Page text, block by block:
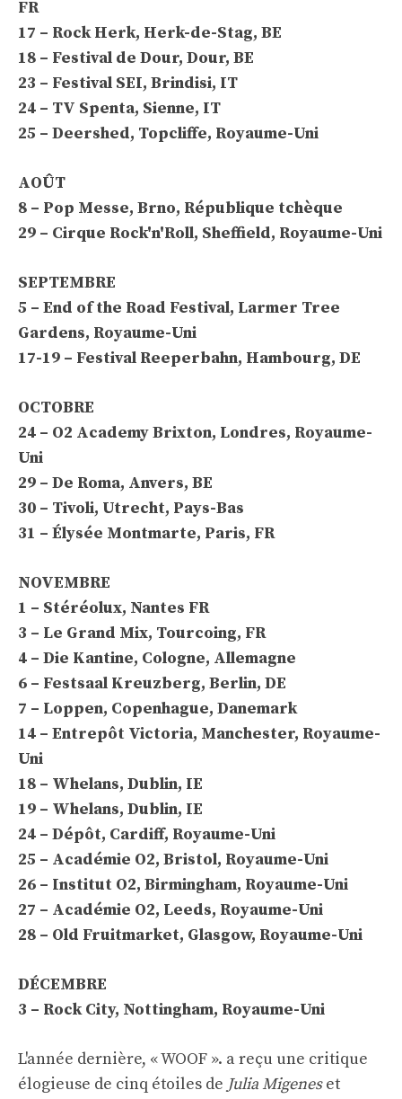
FR
17 – Rock Herk, Herk-de-Stag, BE
18 – Festival de Dour, Dour, BE
23 – Festival SEI, Brindisi, IT
24 – TV Spenta, Sienne, IT
25 – Deershed, Topcliffe, Royaume-Uni
AOÛT
8 – Pop Messe, Brno, République tchèque
29 – Cirque Rock'n'Roll, Sheffield, Royaume-Uni
SEPTEMBRE
5 – End of the Road Festival, Larmer Tree
Gardens, Royaume-Uni
17-19 – Festival Reeperbahn, Hambourg, DE
OCTOBRE
24 – O2 Academy Brixton, Londres, Royaume-
Uni
29 – De Roma, Anvers, BE
30 – Tivoli, Utrecht, Pays-Bas
31 – Élysée Montmarte, Paris, FR
NOVEMBRE
1 – Stéréolux, Nantes FR
3 – Le Grand Mix, Tourcoing, FR
4 – Die Kantine, Cologne, Allemagne
6 – Festsaal Kreuzberg, Berlin, DE
7 – Loppen, Copenhague, Danemark
14 – Entrepôt Victoria, Manchester, Royaume-
Uni
18 – Whelans, Dublin, IE
19 – Whelans, Dublin, IE
24 – Dépôt, Cardiff, Royaume-Uni
25 – Académie O2, Bristol, Royaume-Uni
26 – Institut O2, Birmingham, Royaume-Uni
27 – Académie O2, Leeds, Royaume-Uni
28 – Old Fruitmarket, Glasgow, Royaume-Uni
DÉCEMBRE
3 – Rock City, Nottingham, Royaume-Uni
L'année dernière, « WOOF ». a reçu une critique
élogieuse de cinq étoiles de Julia Migeneset